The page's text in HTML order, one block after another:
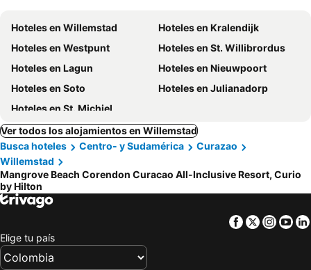
Hoteles en Willemstad
Hoteles en Kralendijk
Hoteles en Westpunt
Hoteles en St. Willibrordus
Hoteles en Lagun
Hoteles en Nieuwpoort
Hoteles en Soto
Hoteles en Julianadorp
Hoteles en St. Michiel
Ver todos los alojamientos en Willemstad
Busca hoteles
Centro- y Sudamérica
Curazao
Willemstad
Mangrove Beach Corendon Curacao All-Inclusive Resort, Curio
by Hilton
Facebook
Twitter
Elige tu país